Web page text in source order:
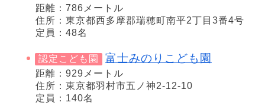
距離：786メートル
住所：東京都西多摩郡瑞穂町南平2丁目3番4号
定員：48名
認定こども園 富士みのりこども園
距離：929メートル
住所：東京都羽村市五ノ神2-12-10
定員：140名